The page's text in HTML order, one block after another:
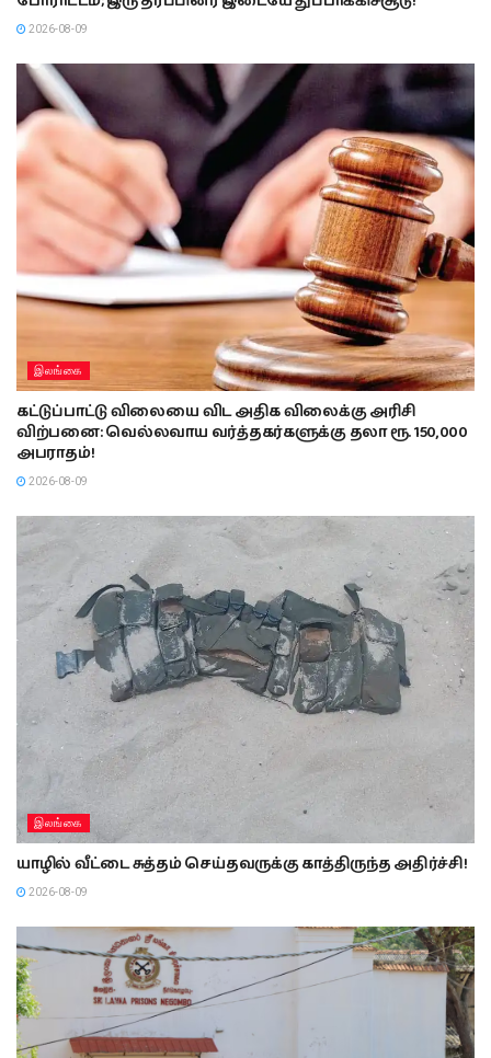
2026-08-09
இலங்கை
கட்டுப்பாட்டு விலையை விட அதிக விலைக்கு அரிசி
விற்பனை: வெல்லவாய வர்த்தகர்களுக்கு தலா ரூ. 150,000
அபராதம்!
2026-08-09
இலங்கை
யாழில் வீட்டை சுத்தம் செய்தவருக்கு காத்திருந்த அதிர்ச்சி!
2026-08-09